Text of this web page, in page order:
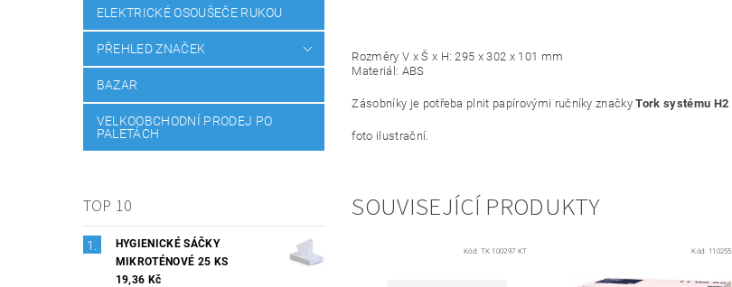
ELEKTRICKÉ OSOUŠEČE RUKOU
PŘEHLED ZNAČEK
BAZAR
VELKOOBCHODNÍ PRODEJ PO
PALETÁCH
TOP 10
HYGIENICKÉ SÁČKY
MIKROTÉNOVÉ 25 KS
19,36 Kč
Rozměry V x Š x H: 295 x 302 x 101 mm
Materiál: ABS
Zásobníky je potřeba plnit papírovými ručníky značkyTork systému H2
foto ilustrační.
SOUVISEJÍCÍ PRODUKTY
Kód: TK 100297 KT Kód: 110255